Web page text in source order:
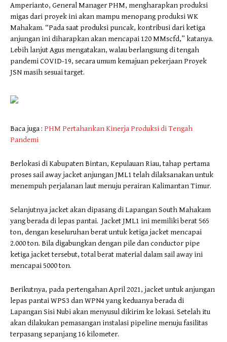
Amperianto, General Manager PHM, mengharapkan produksi
migas dari proyek ini akan mampu menopang produksi WK
Mahakam. “Pada saat produksi puncak, kontribusi dari ketiga
anjungan ini diharapkan akan mencapai 120 MMscfd,” katanya.
Lebih lanjut Agus mengatakan, walau berlangsung di tengah
pandemi COVID-19, secara umum kemajuan pekerjaan Proyek
JSN masih sesuai target.
Baca juga : PHM Pertahankan Kinerja Produksi di Tengah
Pandemi
Berlokasi di Kabupaten Bintan, Kepulauan Riau, tahap pertama
proses sail away jacket anjungan JML1 telah dilaksanakan untuk
menempuh perjalanan laut menuju perairan Kalimantan Timur.
Selanjutnya jacket akan dipasang di Lapangan South Mahakam
yang berada di lepas pantai. Jacket JML1 ini memiliki berat 565
ton, dengan keseluruhan berat untuk ketiga jacket mencapai
2.000 ton. Bila digabungkan dengan pile dan conductor pipe
ketiga jacket tersebut, total berat material dalam sail away ini
mencapai 5000 ton.
Berikutnya, pada pertengahan April 2021, jacket untuk anjungan
lepas pantai WPS3 dan WPN4 yang keduanya berada di
Lapangan Sisi Nubi akan menyusul dikirim ke lokasi. Setelah itu
akan dilakukan pemasangan instalasi pipeline menuju fasilitas
terpasang sepanjang 16 kilometer.